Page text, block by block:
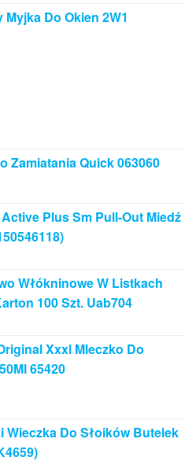
Do Okien 2W1
Zamiatania Quick 063060
Plus Sm Pull-Out Miedź
Włókninowe W Listkach
100 Szt. Uab704
Xxxl Mleczko Do
65420
Wieczka Do Słoików Butelek